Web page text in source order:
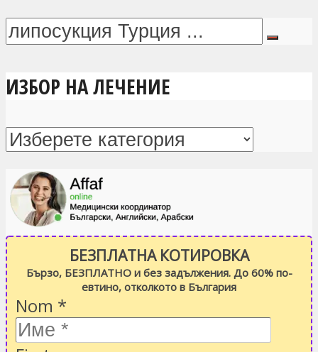
ИЗБОР НА ЛЕЧЕНИЕ
БЕЗПЛАТНА КОТИРОВКА
Бързо, БЕЗПЛАТНО и без задължения. До 60% по-
евтино, отколкото в България
Nom *